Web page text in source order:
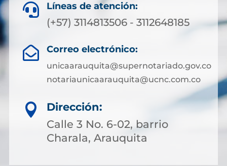
 Líneas de atención:
(+57) 3114813506 - 3112648185
 Correo electrónico:
unicaarauquita@supernotariado.gov.co
notariaunicaarauquita@ucnc.com.co

Dirección:
Calle 3 No. 6-02, barrio
Charala, Arauquita